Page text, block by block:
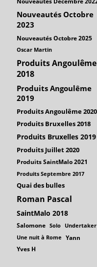
Nouveautés Octobre
2023
Nouveautés Octobre 2025
Oscar Martin
Produits Angoulême
2018
Produits Angoulême
2019
Produits Angoulême 2020
Produits Bruxelles 2018
Produits Bruxelles 2019
Produits Juillet 2020
Produits SaintMalo 2021
Produits Septembre 2017
Quai des bulles
Roman Pascal
SaintMalo 2018
Salomone Solo Undertaker
Une nuit à Rome Yann
Yves H